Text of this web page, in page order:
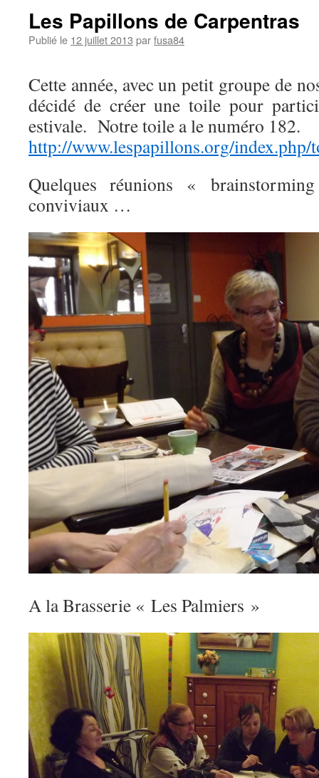
Les Papillons de Carpentras
Publié le 12 juillet 2013 parfusa84
Cette année, avec un petit groupe de
décidé de créer une toile pour
estivale. Notre toile a le numéro 182.
http://www.lespapillons.org/index.php/
Quelques réunions «
conviviaux …
A la Brasserie « Les Palmiers »